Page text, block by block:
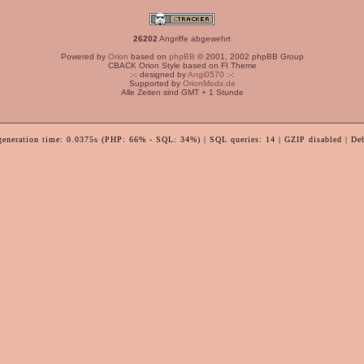
26202 Angriffe abgewehrt
Powered by Orion based on phpBB © 2001, 2002 phpBB Group
CBACK Orion Style based on FI Theme
:-: designed byAngi0570 :-:
Supported by OrionMods.de
Alle Zeiten sind GMT + 1 Stunde
time: 0.0375s (PHP: 66% - SQL: 34%) | SQL queries: 14 | GZIP disabled |